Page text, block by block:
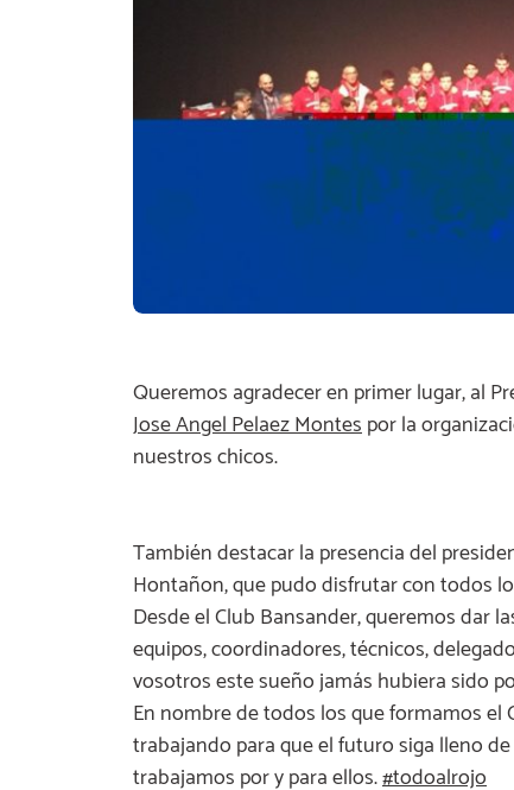
Queremos agradecer en primer lugar, al
Jose Angel Pelaez Montespor la
nuestros chicos.
También destacar la presencia del
Hontañon, que pudo disfrutar con todos
Desde el Club Bansander, queremos dar
equipos, coordinadores, técnicos,
vosotros este sueño jamás hubiera sido
En nombre de todos los que formamos el
trabajando para que el futuro siga lleno
trabajamos por y para ellos.#todoalrojo